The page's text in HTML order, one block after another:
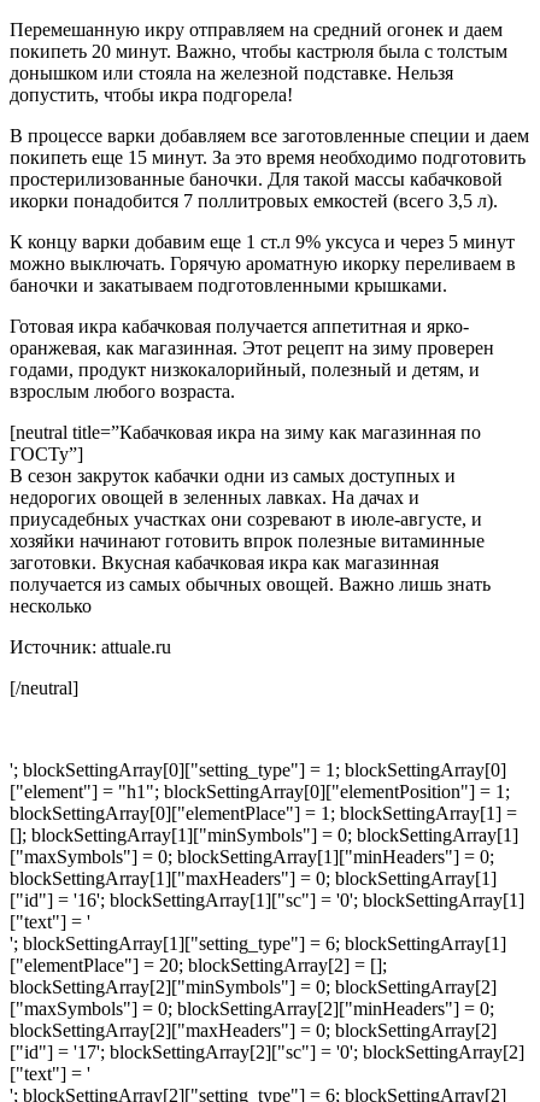
Перемешанную икру отправляем на средний огонек и даем
покипеть 20 минут. Важно, чтобы кастрюля была с толстым
донышком или стояла на железной подставке. Нельзя
допустить, чтобы икра подгорела!
В процессе варки добавляем все заготовленные специи и даем
покипеть еще 15 минут. За это время необходимо подготовить
простерилизованные баночки. Для такой массы кабачковой
икорки понадобится 7 поллитровых емкостей (всего 3,5 л).
К концу варки добавим еще 1 ст.л 9% уксуса и через 5 минут
можно выключать. Горячую ароматную икорку переливаем в
баночки и закатываем подготовленными крышками.
Готовая икра кабачковая получается аппетитная и ярко-
оранжевая, как магазинная. Этот рецепт на зиму проверен
годами, продукт низкокалорийный, полезный и детям, и
взрослым любого возраста.
[neutral title=”Кабачковая икра на зиму как магазинная по
ГОСТу”]
В сезон закруток кабачки одни из самых доступных и
недорогих овощей в зеленных лавках. На дачах и
приусадебных участках они созревают в июле-августе, и
хозяйки начинают готовить впрок полезные витаминные
заготовки. Вкусная кабачковая икра как магазинная
получается из самых обычных овощей. Важно лишь знать
несколько
Источник: attuale.ru
[/neutral]
'; blockSettingArray[0]["setting_type"] = 1; blockSettingArray[0]
["element"] = "h1"; blockSettingArray[0]["elementPosition"] = 1;
blockSettingArray[0]["elementPlace"] = 1; blockSettingArray[1] =
[]; blockSettingArray[1]["minSymbols"] = 0; blockSettingArray[1]
["maxSymbols"] = 0; blockSettingArray[1]["minHeaders"] = 0;
blockSettingArray[1]["maxHeaders"] = 0; blockSettingArray[1]
["id"] = '16'; blockSettingArray[1]["sc"] = '0'; blockSettingArray[1]
["text"] = '
'; blockSettingArray[1]["setting_type"] = 6; blockSettingArray[1]
["elementPlace"] = 20; blockSettingArray[2] = [];
blockSettingArray[2]["minSymbols"] = 0; blockSettingArray[2]
["maxSymbols"] = 0; blockSettingArray[2]["minHeaders"] = 0;
blockSettingArray[2]["maxHeaders"] = 0; blockSettingArray[2]
["id"] = '17'; blockSettingArray[2]["sc"] = '0'; blockSettingArray[2]
["text"] = '
'; blockSettingArray[2]["setting_type"] = 6; blockSettingArray[2]